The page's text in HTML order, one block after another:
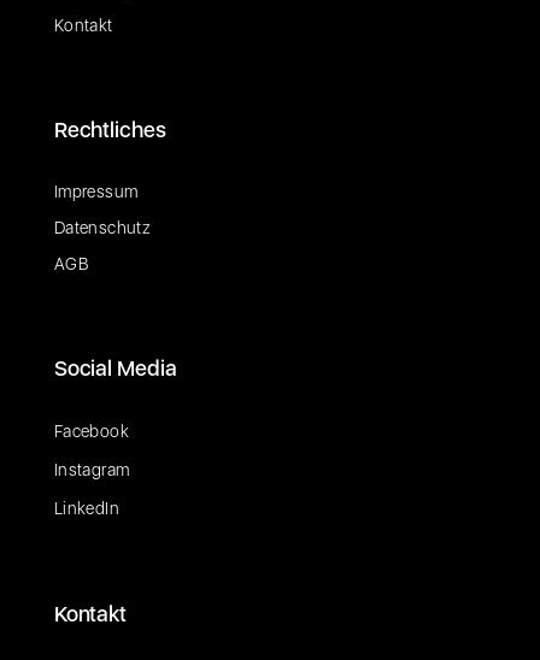
Kontakt
Rechtliches
Impressum
Datenschutz
AGB
Social Media
Facebook
Instagram
LinkedIn
Kontakt